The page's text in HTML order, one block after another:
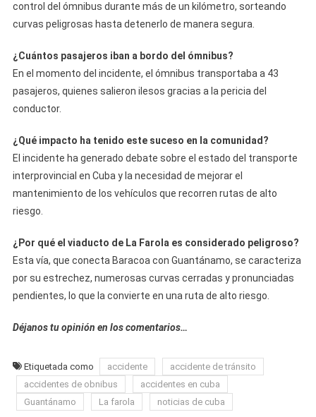
control del ómnibus durante más de un kilómetro, sorteando
curvas peligrosas hasta detenerlo de manera segura.
¿Cuántos pasajeros iban a bordo del ómnibus?
En el momento del incidente, el ómnibus transportaba a 43
pasajeros, quienes salieron ilesos gracias a la pericia del
conductor.
¿Qué impacto ha tenido este suceso en la comunidad?
El incidente ha generado debate sobre el estado del transporte
interprovincial en Cuba y la necesidad de mejorar el
mantenimiento de los vehículos que recorren rutas de alto
riesgo.
¿Por qué el viaducto de La Farola es considerado peligroso?
Esta vía, que conecta Baracoa con Guantánamo, se caracteriza
por su estrechez, numerosas curvas cerradas y pronunciadas
pendientes, lo que la convierte en una ruta de alto riesgo.
Déjanos tu opinión en los comentarios…
Etiquetada como accidente
accidente de tránsito
accidentes de obnibus
accidentes en cuba
Guantánamo
La farola noticias de cuba